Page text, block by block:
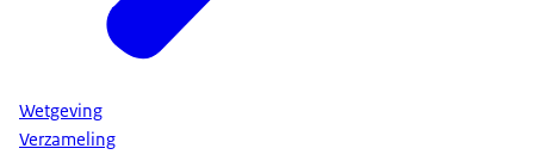
Wetgeving
Verzameling